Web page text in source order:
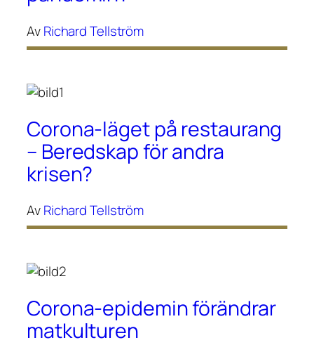
AvRichard Tellström
Corona-läget på restaurang
– Beredskap för andra
krisen?
AvRichard Tellström
Corona-epidemin förändrar
matkulturen